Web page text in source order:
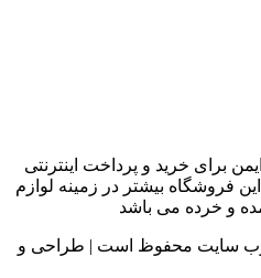
برای خرید و پرداخت اینترنتی
فروشگاه بیشتر در زمینه لوازم
و خرده می باشد
وب سایت محفوظ است | طراحی و